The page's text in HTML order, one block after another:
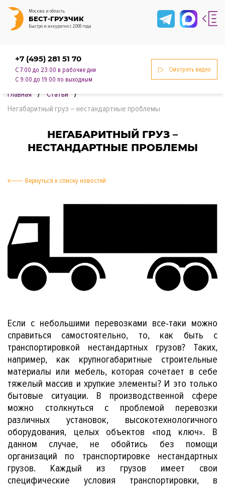
Москва и область
БЕСТ-ГРУЗЧИК
Быстро и аккуратно с 2008 года
+7 (495) 281 51 70
С 7:00 до 23:00 в рабочие дни
С 9:00 до 19:00 по выходным
Смотреть видео
Главная
Статьи
Негабаритный груз – нестандартные проблемы
НЕГАБАРИТНЫЙ ГРУЗ –
НЕСТАНДАРТНЫЕ ПРОБЛЕМЫ
Вернуться к списку новостей
Если с небольшими перевозками все-таки можно
справиться самостоятельно, то, как быть с
транспортировкой нестандартных грузов? Таких,
например, как крупногабаритные строительные
материалы или мебель, которая сочетает в себе
тяжелый массив и хрупкие элементы? И это только
бытовые ситуации. В производственной сфере
можно столкнуться с проблемой перевозки
различных установок, высокотехнологичного
оборудования, целых объектов «под ключ». В
данном случае, не обойтись без помощи
организаций по транспортировке нестандартных
грузов. Каждый из грузов имеет свои
специфические условия транспортировки, в